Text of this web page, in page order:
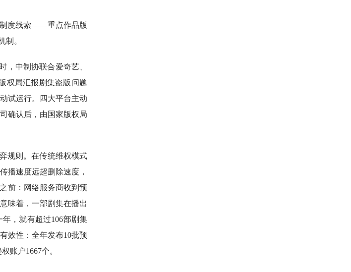
制度线索——重点作品版
制。
，中制协联合爱奇艺、
权局汇报剧集盗版问题
试运行。四大平台主动
确认后，由国家版权局
规则。在传统维权模式
播速度远超删除速度，
前：网络服务商收到预
味着，一部剧集在播出
，就有超过106部剧集
效性：全年发布10批预
账户1667个。